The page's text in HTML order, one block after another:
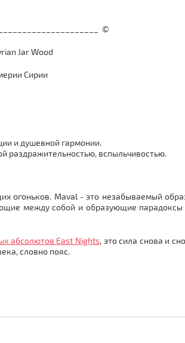
©
Jar Wood
Сирии
и душевной гармонии.
раздражительностью, вспыльчивостью.
огоньков. Maval - это незабываемый
между собой и образующие парадоксы
абсолютов East Nights, это сила снова и
словно пояс.